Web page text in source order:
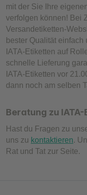
mit der Sie Ihre
verfolgen können! Bei
Versandetiketten-
bester Qualität
IATA-Etiketten auf
schnelle Lieferung
IATA-Etiketten vor
dann noch am selben
Beratung zu
Hast du Fragen zu
uns zu kontaktieren.
Rat und Tat zur Seite.